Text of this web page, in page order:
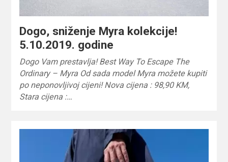
Dogo, sniženje Myra kolekcije!
5.10.2019. godine
Dogo Vam prestavlja! Best Way To Escape The
Ordinary – Myra Od sada model Myra možete kupiti
po neponovljivoj cijeni! Nova cijena : 98,90 KM,
Stara cijena :…